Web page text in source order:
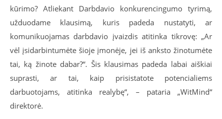
kūrimo? Atliekant Darbdavio konkurencingumo tyrimą,
užduodame klausimą, kuris padeda nustatyti, ar
komunikuojamas darbdavio įvaizdis atitinka tikrovę: „Ar
vėl įsidarbintumėte šioje įmonėje, jei iš anksto žinotumėte
tai, ką žinote dabar?“. Šis klausimas padeda labai aiškiai
suprasti, ar tai, kaip prisistatote potencialiems
darbuotojams, atitinka realybę“, – pataria „WitMind“
direktorė.